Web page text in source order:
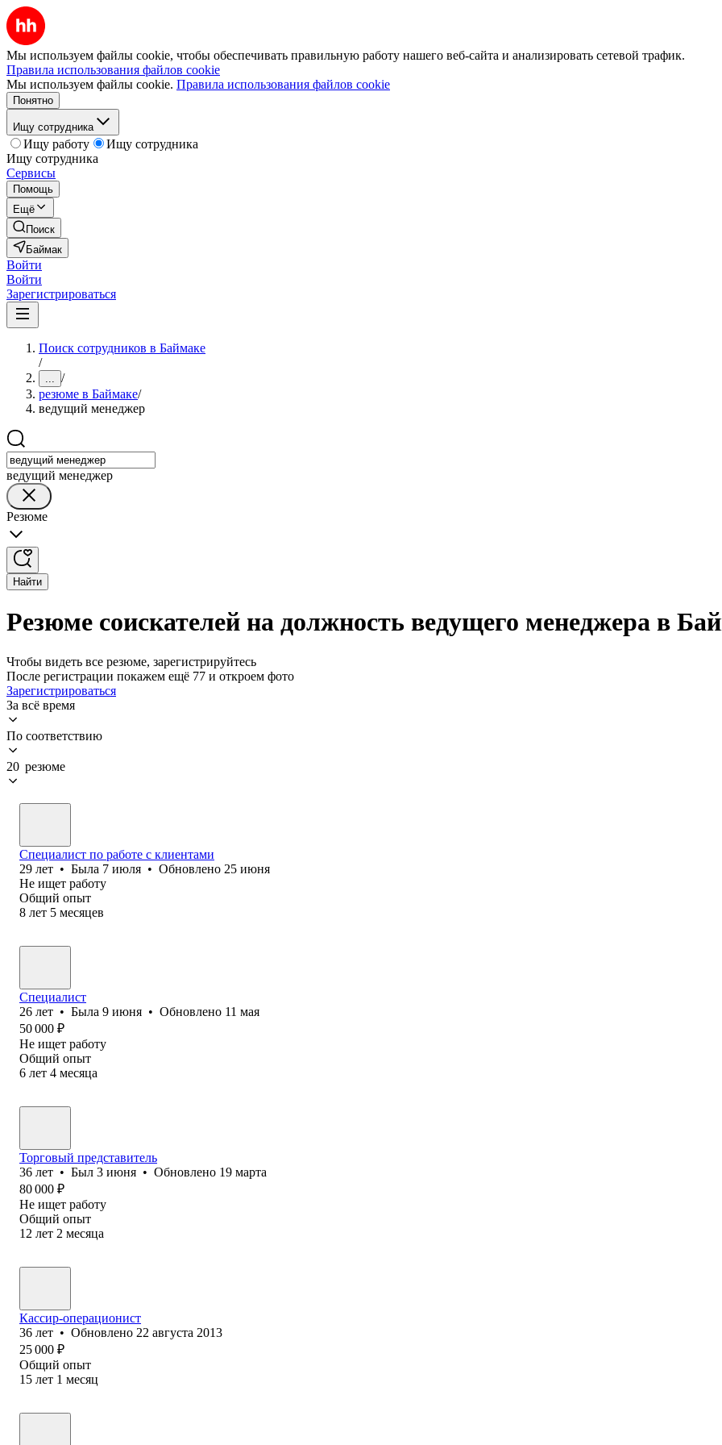
Мы используем файлы cookie, чтобы обеспечивать правильную работу нашего веб-сайта и анализировать сетевой трафик.
Правила использования файлов cookie
Мы используем файлы cookie. Правила использования файлов cookie
Понятно
Ищу сотрудника
Ищу работу
Ищу сотрудника
Ищу сотрудника
Сервисы
Помощь
Ещё
Поиск
Баймак
Войти
Войти
Зарегистрироваться
Поиск сотрудников в Баймаке
/
... /
резюме в Баймаке/
ведущий менеджер
ведущий менеджер
Резюме
Найти
Резюме соискателей на должность ведущего менеджера в
Чтобы видеть все резюме, зарегистрируйтесь
После регистрации покажем ещё 77 и откроем фото
Зарегистрироваться
За всё время
По соответствию
20 резюме
Специалист по работе с клиентами
29 лет • Была 7 июля • Обновлено 25 июня
Не ищет работу
Общий опыт
8 лет 5 месяцев
Специалист
26 лет • Была 9 июня • Обновлено 11 мая
50 000 ₽
Не ищет работу
Общий опыт
6 лет 4 месяца
Торговый представитель
36 лет • Был 3 июня • Обновлено 19 марта
80 000 ₽
Не ищет работу
Общий опыт
12 лет 2 месяца
Кассир-операционист
36 лет • Обновлено 22 августа 2013
25 000 ₽
Общий опыт
15 лет 1 месяц